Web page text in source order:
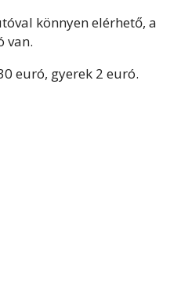
könnyen elérhető, a
van.
euró, gyerek 2 euró.